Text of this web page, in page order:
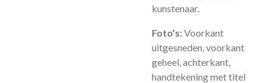
kunstenaar.
Foto's:Voorkant
uitgesneden, voorkant
geheel, achterkant,
handtekening met titel